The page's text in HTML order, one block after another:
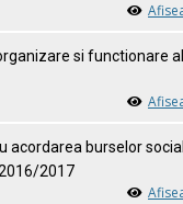
si functionare
acordarea burselor
2017